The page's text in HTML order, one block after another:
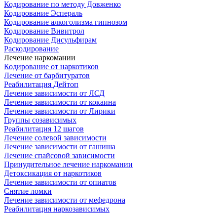
Кодирование по методу Довженко
Кодирование Эспераль
Кодирование алкоголизма гипнозом
Кодирование Вивитрол
Кодирование Дисульфирам
Раскодирование
Лечение наркомании
Кодирование от наркотиков
Лечение от барбитуратов
Реабилитация Дейтоп
Лечение зависимости от ЛСД
Лечение зависимости от кокаина
Лечение зависимости от Лирики
Группы созависимых
Реабилитация 12 шагов
Лечение солевой зависимости
Лечение зависимости от гашиша
Лечение спайсовой зависимости
Принудительное лечение наркомании
Детоксикация от наркотиков
Лечение зависимости от опиатов
Снятие ломки
Лечение зависимости от мефедрона
Реабилитация наркозависимых